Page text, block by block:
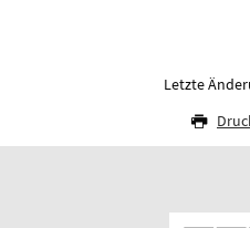
Letzte